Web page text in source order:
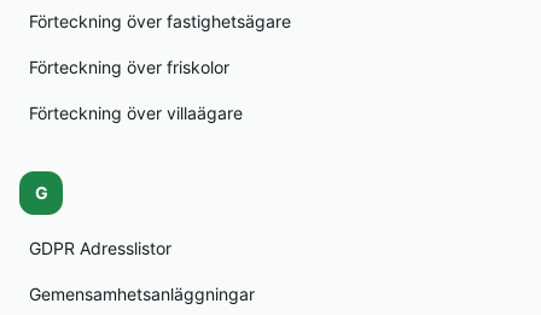
Förteckning över fastighetsägare
Förteckning över friskolor
Förteckning över villaägare
G
GDPR Adresslistor
Gemensamhetsanläggningar